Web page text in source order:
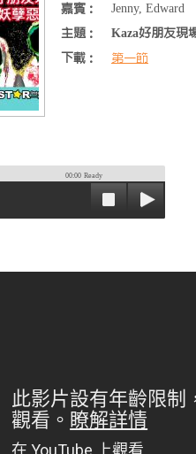
嘉賓：
Jenny, Edward
主題：
Kaza好朋友現
下載：
第一節
00:00 Ready